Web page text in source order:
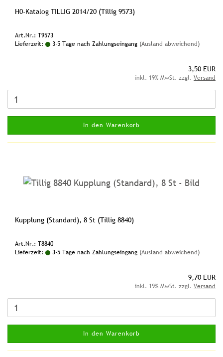
H0-Katalog TILLIG 2014/20 (Tillig 9573)
Art.Nr.: T9573
Lieferzeit:
3-5 Tage nach Zahlungseingang (Ausland abweichend)
3,50 EUR
inkl. 19% MwSt. zzgl. Versand
In den Warenkorb
Kupplung (Standard), 8 St (Tillig 8840)
Art.Nr.: T8840
Lieferzeit:
3-5 Tage nach Zahlungseingang (Ausland abweichend)
9,70 EUR
inkl. 19% MwSt. zzgl. Versand
In den Warenkorb